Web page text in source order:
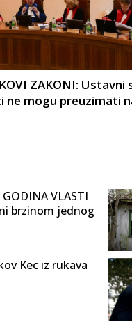
ZAKONI: Ustavni
ne mogu preuzimati
VLASTI
brzinom jednog
Kec iz rukava